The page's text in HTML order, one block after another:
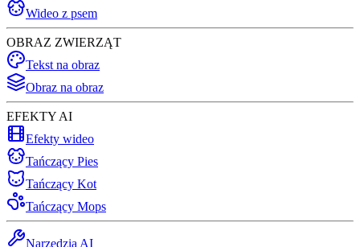
Wideo z psem
OBRAZ ZWIERZĄT
Tekst na obraz
Obraz na obraz
EFEKTY AI
Efekty wideo
Tańczący Pies
Tańczący Kot
Tańczący Mops
Narzędzia AI